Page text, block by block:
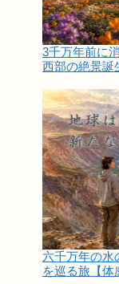
3千万年前に
西部の絶景誕
六千万年の水
を巡る旅【体